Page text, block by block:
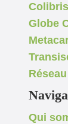
Globe
Qui